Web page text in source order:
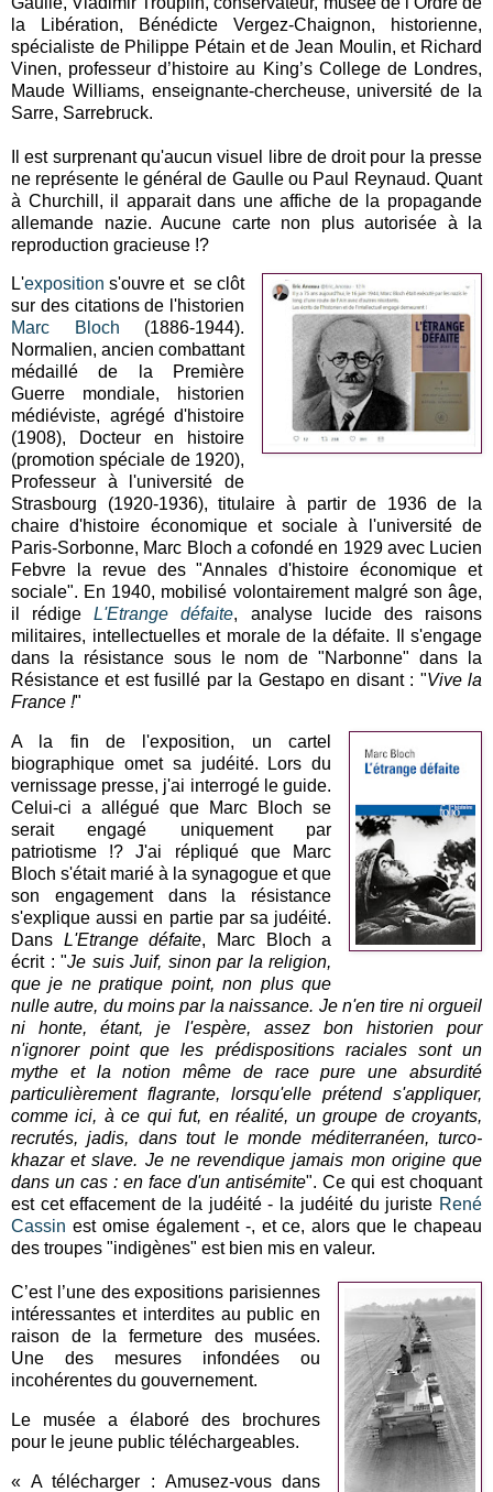
la Libération, Bénédicte Vergez-Chaignon, historienne,
spécialiste de Philippe Pétain et de Jean Moulin, et Richard
Vinen, professeur d’histoire au King’s College de Londres,
Maude Williams, enseignante-chercheuse, université de la
Sarre, Sarrebruck.
Il est surprenant qu'aucun visuel libre de droit pour la presse
ne représente le général de Gaulle ou Paul Reynaud. Quant
à Churchill, il apparait dans une affiche de la propagande
allemande nazie. Aucune carte non plus autorisée à la
reproduction gracieuse !?
L'exposition s'ouvre et se clôt
sur des citations de l'historien
Marc Bloch (1886-1944).
Normalien, ancien combattant
médaillé de la Première
Guerre mondiale, historien
médiéviste, agrégé d'histoire
(1908), Docteur en histoire
(promotion spéciale de 1920),
Professeur à l'université de
Strasbourg (1920-1936), titulaire à partir de 1936 de la
chaire d'histoire économique et sociale à l'université de
Paris-Sorbonne, Marc Bloch a cofondé en 1929 avec Lucien
Febvre la revue des "Annales d'histoire économique et
sociale". En 1940, mobilisé volontairement malgré son âge,
il rédige
L'Etrange défaite, analyse lucide des raisons
militaires, intellectuelles et morale de la défaite. Il s'engage
dans la résistance sous le nom de "Narbonne" dans la
Résistance et est fusillé par la Gestapo en disant : "Vive la
France !"
A la fin de l'exposition, un cartel
biographique omet sa judéité. Lors du
vernissage presse, j'ai interrogé le guide.
Celui-ci a allégué que Marc Bloch se
serait engagé uniquement par
patriotisme !? J'ai répliqué que Marc
Bloch s'était marié à la synagogue et que
son engagement dans la résistance
s'explique aussi en partie par sa judéité.
Dans L'Etrange défaite, Marc Bloch a
écrit : "Je suis Juif, sinon par la religion,
que je ne pratique point, non plus que
nulle autre, du moins par la naissance. Je n'en tire ni orgueil
ni honte, étant, je l'espère, assez bon historien pour
n'ignorer point que les prédispositions raciales sont un
mythe et la notion même de race pure une absurdité
particulièrement flagrante, lorsqu'elle prétend s'appliquer,
comme ici, à ce qui fut, en réalité, un groupe de croyants,
recrutés, jadis, dans tout le monde méditerranéen, turco-
khazar et slave. Je ne revendique jamais mon origine que
dans un cas : en face d'un antisémite". Ce qui est choquant
est cet effacement de la judéité - la judéité du juriste René
Cassin est omise également -, et ce, alors que le chapeau
des troupes "indigènes" est bien mis en valeur.
C’est l’une des expositions parisiennes
intéressantes et interdites au public en
raison de la fermeture des musées.
Une des mesures infondées ou
incohérentes du gouvernement.
Le musée a élaboré des brochures
pour le jeune public téléchargeables.
« A télécharger : Amusez-vous dans